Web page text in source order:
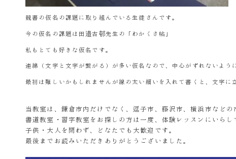
競書の仮名の課題に取り組んでいる生徒さんです。
今の仮名の課題は田邉古邨先生の「わかくさ帖」
私もとても好きな仮名です。
連綿（文字と文字が繋がる）が多い仮名なので、中心がずれないよう
最初は難しいかもしれませんが線の太い細いを入れて書くと、文字に
当教室は、鎌倉市内だけでなく、逗子市、藤沢市、横浜市など
書道教室・習字教室をお探しの方は一度、体験レッスンにいらし
子供・大人を問わず、どなたでも大歓迎です。
最後までお読みいただきありがとうございました。